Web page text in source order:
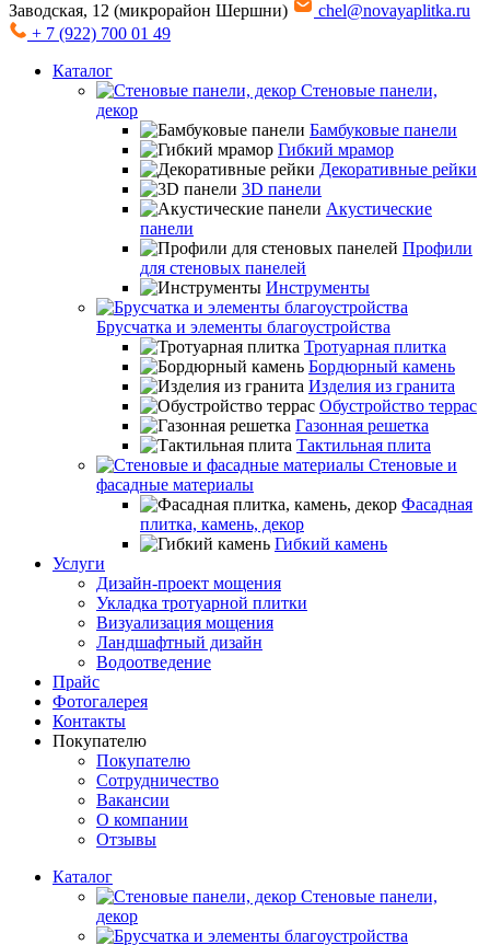
Заводская, 12 (микрорайон Шершни)
chel@novayaplitka.ru
+ 7 (922) 700 01 49
Каталог
Стеновые панели,
декор
Бамбуковые панели
Гибкий мрамор
Декоративные рейки
3D панели
Акустические
панели
Профили
для стеновых панелей
Инструменты
Брусчатка и элементы благоустройства
Тротуарная плитка
Бордюрный камень
Изделия из гранита
Обустройство террас
Газонная решетка
Тактильная плита
Стеновые и
фасадные материалы
Фасадная
плитка, камень, декор
Гибкий камень
Услуги
Дизайн-проект мощения
Укладка тротуарной плитки
Визуализация мощения
Ландшафтный дизайн
Водоотведение
Прайс
Фотогалерея
Контакты
Покупателю
Покупателю
Сотрудничество
Вакансии
О компании
Отзывы
Каталог
Стеновые панели,
декор